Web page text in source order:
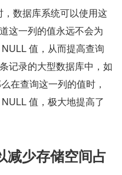
数据库系统可以使用这
这一列的值永远不会为
值，从而提高查询
记录的大型数据库中，如
在查询这一列的值时，
值，极大地提高了
减少存储空间占